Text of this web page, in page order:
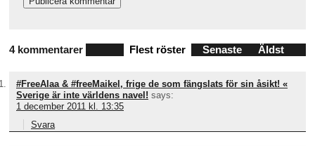
4 kommentarer Flest röster Senaste Äldst
#FreeAlaa & #freeMaikel, frige de som fängslats för sin åsikt! «
Sverige är inte världens navel! says:
1 december 2011 kl. 13:35
Svara